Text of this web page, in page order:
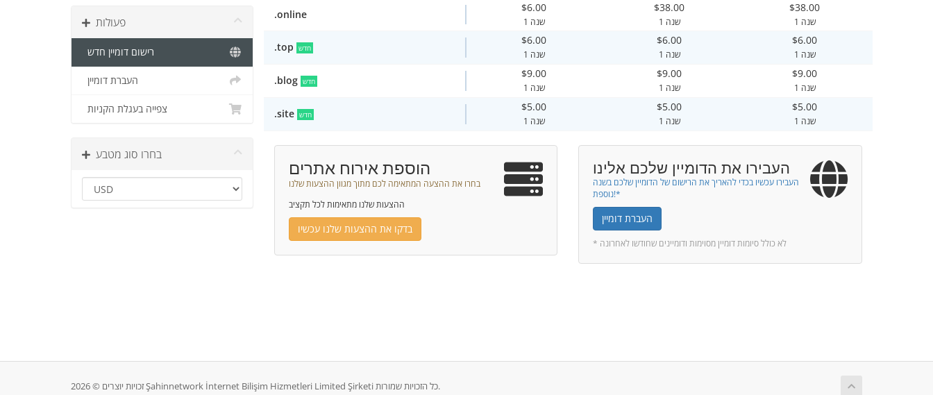
פעולות
רישום דומיין חדש
העברת דומיין
צפייה בעגלת הקניות
בחרו סוג מטבע
.online
$6.00
1 שנה
$38.00
1 שנה
$38.00
1 שנה
.top חדש
$6.00
1 שנה
$6.00
1 שנה
$6.00
1 שנה
.blog חדש
$9.00
1 שנה
$9.00
1 שנה
$9.00
1 שנה
.site חדש
$5.00
1 שנה
$5.00
1 שנה
$5.00
1 שנה
הוספת אירוח אתרים
בחרו את ההצעה המתאימה לכם מתוך מגוון ההצעות שלנו
ההצעות שלנו מתאימות לכל תקציב
בדקו את ההצעות שלנו עכשיו
העבירו את הדומיין שלכם אלינו
העבירו עכשיו בכדי להאריך את הרישום של הדומיין שלכם בשנה
נוספת!*
העברת דומיין
* לא כולל סיומות דומיין מסוימות ודומיינים שחודשו לאחרונה
זכויות יוצרים © 2026 Şahinnetwork İnternet Bilişim Hizmetleri Limited Şirketi כל הזכויות שמורות.